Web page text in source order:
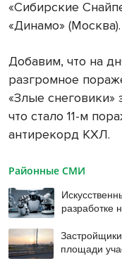
«Сибирские
«Динамо» (Москва).
Добавим, что на
разгромное
«Злые снеговики»
что стало 11-м
антирекорд КХЛ.
Районные СМИ
разработке
площади